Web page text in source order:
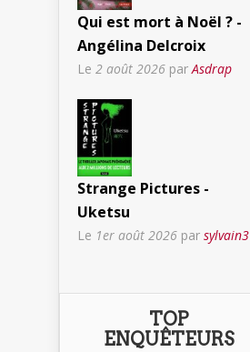
Qui est mort à Noël ? -
Angélina Delcroix
Le 2 août 2026 par Asdrap
Strange Pictures -
Uketsu
Le 1er août 2026 par sylvain3
TOP
ENQUÊTEURS